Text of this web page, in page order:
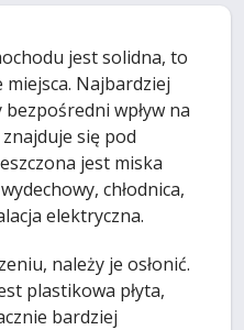
jest solidna, to
Najbardziej
wpływ na
się pod
jest miska
chłodnica,
elektryczna.
należy je osłonić.
plastikowa płyta,
bardziej